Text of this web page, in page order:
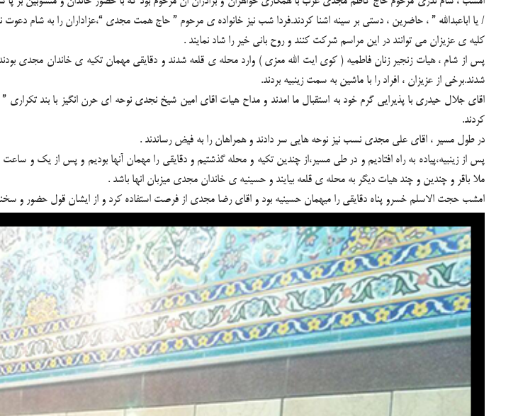
/ یا اباعبدالله ” ، حاضرین ، دستی بر سینه اشنا کردند.فردا شب نیز خانواده ی مرحوم ” حاج همت مجدی “،عزاداران را به شام دعوت
کلیه ی عزیزان می توانند در این مراسم شرکت کنند و روح بانی خیر را شاد نمایند .
پس از شام ، هیات زنجیر زنان فاطمیه ( کوی ایت الله معزی ) وارد محله ی قلعه شدند و دقایقی مهمان تکیه ی خاندان مجدی
شدند.برخی از عزیزان ، افراد را با ماشین به سمت زینبیه بردند.
اقای جلال حیدری با پذیرایی گرم خود به استقبال ما امدند و مداح هیات اقای امین شیخ نجدی نوحه ای حرن انگیز با بند
کردند.
در طول مسیر ، اقای علی مجدی نسب نیز نوحه هایی سر دادند و همراهان را به فیض رساندند .
پس از زینبیه،پیاده به راه افتادیم و در طی مسیر،از چندین تکیه و محله گذشتیم و دقایقی را مهمان آنها بودیم و پس از یک و
ملا باقر و چندین و چند هیات دیگر به محله ی قلعه بیایند و حسینیه ی خاندان مجدی میزبان انها باشد .
امشب حجت الاسلم خسرو پناه دقایقی را میهمان حسینیه بود و اقای رضا مجدی از فرصت استفاده کرد و از ایشان قول حضور و